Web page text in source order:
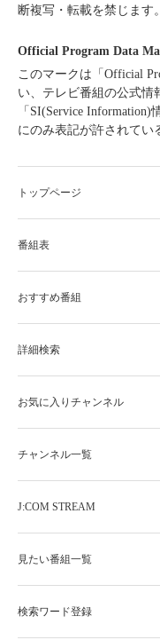
断複写・転載を禁じます。
Official Program Data
このマークは「Official
い、テレビ番組の公式情
「SI(Service
にのみ表記が許されてい
トップページ
番組表
おすすめ番組
詳細検索
お気に入りチャンネル
チャンネル一覧
J:COM STREAM
見たい番組一覧
検索ワード登録